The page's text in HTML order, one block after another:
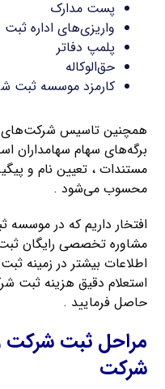
پست مدارک
واریزی‌های اداره ثبت
پلمپ دفاتر
حق‌الوکاله
کارمزد موسسه ثبت
همچنین تاسیس شرکت‌های
برگه‌های سهام سهامداران
مستندات ، تعیین نام و
محسوب می‌شود .
افتخار داریم که در موسسه
مشاوره تخصصی رایگان
اطلاعات بیشتر در زمینه
استعلام دقیق هزینه ثبت
حاصل فرمایید .
مراحل ثبت شرکت
شرکت